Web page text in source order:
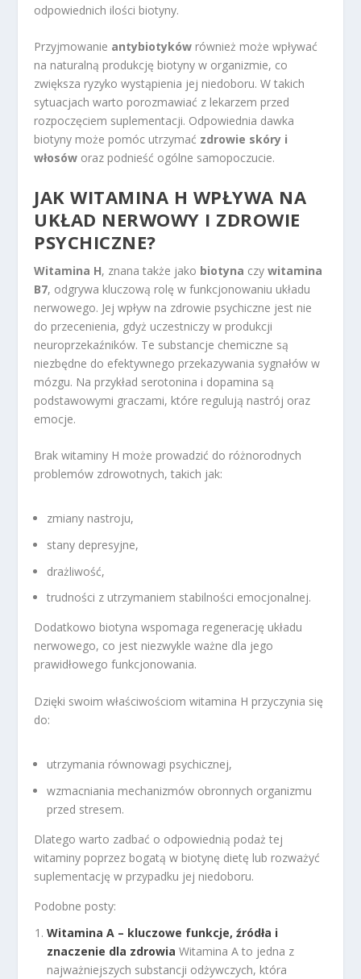
odpowiednich ilości biotyny.
Przyjmowanie antybiotyków również może wpływać
na naturalną produkcję biotyny w organizmie, co
zwiększa ryzyko wystąpienia jej niedoboru. W takich
sytuacjach warto porozmawiać z lekarzem przed
rozpoczęciem suplementacji. Odpowiednia dawka
biotyny może pomóc utrzymać zdrowie skóry i
włosów oraz podnieść ogólne samopoczucie.
JAK WITAMINA H WPŁYWA NA
UKŁAD NERWOWY I ZDROWIE
PSYCHICZNE?
Witamina H, znana także jako biotyna czywitamina
B7, odgrywa kluczową rolę w funkcjonowaniu układu
nerwowego. Jej wpływ na zdrowie psychiczne jest nie
do przecenienia, gdyż uczestniczy w produkcji
neuroprzekaźników. Te substancje chemiczne są
niezbędne do efektywnego przekazywania sygnałów w
mózgu. Na przykład serotonina i dopamina są
podstawowymi graczami, które regulują nastrój oraz
emocje.
Brak witaminy H może prowadzić do różnorodnych
problemów zdrowotnych, takich jak:
zmiany nastroju,
stany depresyjne,
drażliwość,
trudności z utrzymaniem stabilności emocjonalnej.
Dodatkowo biotyna wspomaga regenerację układu
nerwowego, co jest niezwykle ważne dla jego
prawidłowego funkcjonowania.
Dzięki swoim właściwościom witamina H przyczynia się
do:
utrzymania równowagi psychicznej,
wzmacniania mechanizmów obronnych organizmu
przed stresem.
Dlatego warto zadbać o odpowiednią podaż tej
witaminy poprzez bogatą w biotynę dietę lub rozważyć
suplementację w przypadku jej niedoboru.
Podobne posty:
Witamina A – kluczowe funkcje, źródła i
znaczenie dla zdrowia Witamina A to jedna z
najważniejszych substancji odżywczych, która